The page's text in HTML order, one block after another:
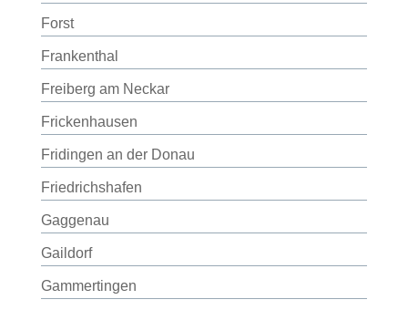
Forst
Frankenthal
Freiberg am Neckar
Frickenhausen
Fridingen an der Donau
Friedrichshafen
Gaggenau
Gaildorf
Gammertingen